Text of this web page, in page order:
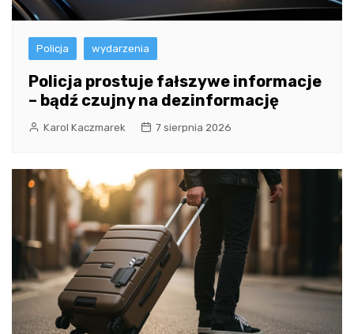
Policja wydarzenia
Policja prostuje fałszywe informacje
– bądź czujny na dezinformację
Karol Kaczmarek 7 sierpnia 2026